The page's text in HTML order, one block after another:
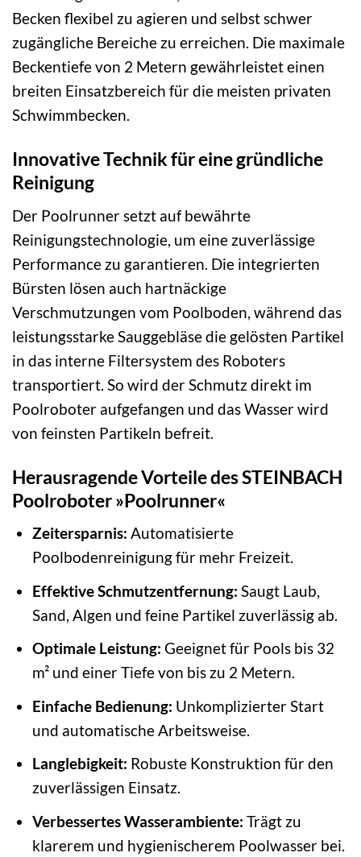
Becken flexibel zu agieren und selbst schwer
zugängliche Bereiche zu erreichen. Die maximale
Beckentiefe von 2 Metern gewährleistet einen
breiten Einsatzbereich für die meisten privaten
Schwimmbecken.
Innovative Technik für eine gründliche
Reinigung
Der Poolrunner setzt auf bewährte
Reinigungstechnologie, um eine zuverlässige
Performance zu garantieren. Die integrierten
Bürsten lösen auch hartnäckige
Verschmutzungen vom Poolboden, während das
leistungsstarke Sauggebläse die gelösten Partikel
in das interne Filtersystem des Roboters
transportiert. So wird der Schmutz direkt im
Poolroboter aufgefangen und das Wasser wird
von feinsten Partikeln befreit.
Herausragende Vorteile des STEINBACH
Poolroboter »Poolrunner«
Zeitersparnis: Automatisierte
Poolbodenreinigung für mehr Freizeit.
Effektive Schmutzentfernung: Saugt Laub,
Sand, Algen und feine Partikel zuverlässig ab.
Optimale Leistung: Geeignet für Pools bis 32
m² und einer Tiefe von bis zu 2 Metern.
Einfache Bedienung: Unkomplizierter Start
und automatische Arbeitsweise.
Langlebigkeit: Robuste Konstruktion für den
zuverlässigen Einsatz.
Verbessertes Wasserambiente: Trägt zu
klarerem und hygienischerem Poolwasser bei.